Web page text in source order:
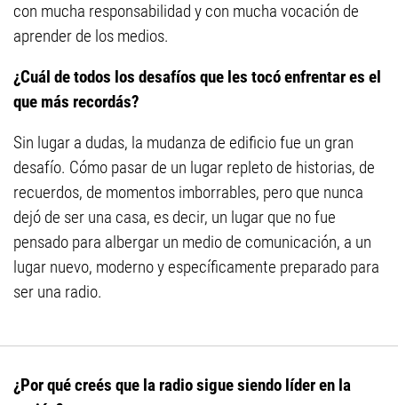
con mucha responsabilidad y con mucha vocación de
aprender de los medios.
¿Cuál de todos los desafíos que les tocó enfrentar es el
que más recordás?
Sin lugar a dudas, la mudanza de edificio fue un gran
desafío. Cómo pasar de un lugar repleto de historias, de
recuerdos, de momentos imborrables, pero que nunca
dejó de ser una casa, es decir, un lugar que no fue
pensado para albergar un medio de comunicación, a un
lugar nuevo, moderno y específicamente preparado para
ser una radio.
¿Por qué creés que la radio sigue siendo líder en la